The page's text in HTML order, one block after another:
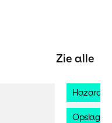
Zie alle